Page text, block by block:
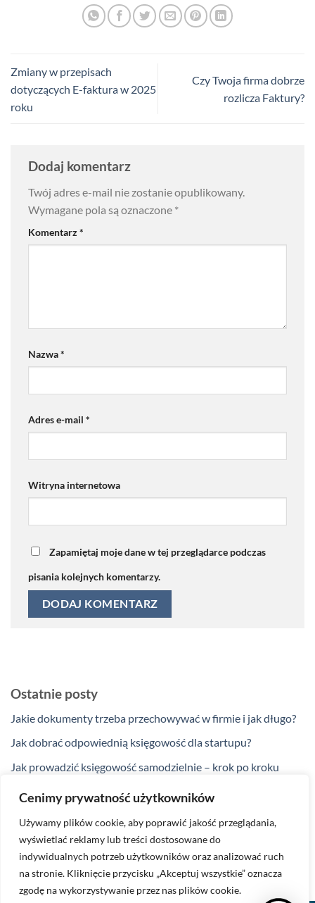
Cenimy prywatność użytkowników
Używamy plików cookie, aby poprawić jakość przeglądania,
wyświetlać reklamy lub treści dostosowane do
indywidualnych potrzeb użytkowników oraz analizować ruch
na stronie. Kliknięcie przycisku „Akceptuj wszystkie” oznacza
zgodę na wykorzystywanie przez nas plików cookie.
Zmiany w przepisach
dotyczących E-faktura w 2025
roku
Czy Twoja firma dobrze
rozlicza Faktury?
Dodaj komentarz
Twój adres e-mail nie zostanie opublikowany.
Wymagane pola są oznaczone *
Komentarz*
Nazwa*
Adres e-mail *
Witryna internetowa
Zapamiętaj moje dane w tej przeglądarce podczas
pisania kolejnych komentarzy.
Ostatnie posty
Jakie dokumenty trzeba przechowywać w firmie i jak długo?
Jak dobrać odpowiednią księgowość dla startupu?
Jak prowadzić księgowość samodzielnie – krok po kroku
Jakie ulgi podatkowe przysługują przedsiębiorcom w 2025
Kiedy zakup na firmę nie jest kosztem podatkowym?